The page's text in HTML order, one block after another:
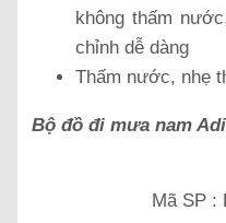
không thấm
chỉnh dễ dàng
Thấm nước, nhẹ
Bộ đồ đi mưa nam
Mã SP :